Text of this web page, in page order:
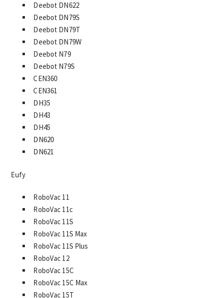
Deebot DN622
Deebot DN79S
Deebot DN79T
Deebot DN79W
Deebot N79
Deebot N79S
CEN360
CEN361
DH35
DH43
DH45
DN620
DN621
Eufy
RoboVac 11
RoboVac 11c
RoboVac 11S
RoboVac 11S Max
RoboVac 11S Plus
RoboVac 12
RoboVac 15C
RoboVac 15C Max
RoboVac 15T